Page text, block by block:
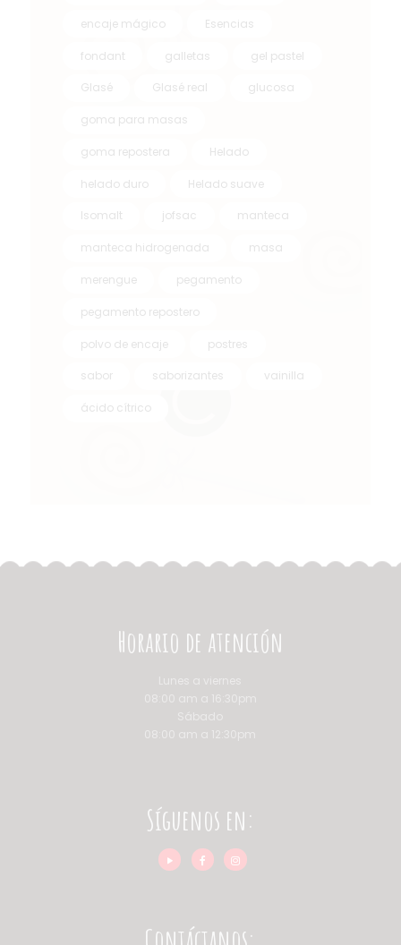
encaje mágico Esencias
fondant galletas gel pastel
Glasé Glasé real glucosa
goma para masas
goma repostera Helado
helado duro Helado suave
Isomalt jofsac manteca
manteca hidrogenada masa
merengue pegamento
pegamento repostero
polvo de encaje postres
sabor saborizantes vainilla
ácido cítrico
Horario de atención
Síguenos en: